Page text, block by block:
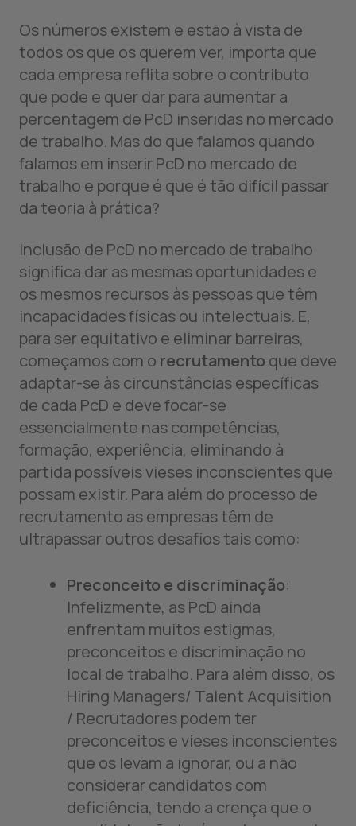
Os números existem e estão à vista de
todos os que os querem ver, importa que
cada empresa reflita sobre o contributo
que pode e quer dar para aumentar a
percentagem de PcD inseridas no mercado
de trabalho. Mas do que falamos quando
falamos em inserir PcD no mercado de
trabalho e porque é que é tão difícil passar
da teoria à prática?
Inclusão de PcD no mercado de trabalho
significa dar as mesmas oportunidades e
os mesmos recursos às pessoas que têm
incapacidades físicas ou intelectuais. E,
para ser equitativo e eliminar barreiras,
começamos com o recrutamento que deve
adaptar-se às circunstâncias específicas
de cada PcD e deve focar-se
essencialmente nas competências,
formação, experiência, eliminando à
partida possíveis vieses inconscientes que
possam existir. Para além do processo de
recrutamento as empresas têm de
ultrapassar outros desafios tais como:
Preconceito e discriminação:
Infelizmente, as PcD ainda
enfrentam muitos estigmas,
preconceitos e discriminação no
local de trabalho. Para além disso, os
Hiring Managers/ Talent Acquisition
/ Recrutadores podem ter
preconceitos e vieses inconscientes
que os levam a ignorar, ou a não
considerar candidatos com
deficiência, tendo a crença que o